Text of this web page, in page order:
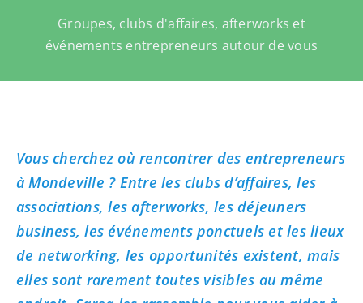
Groupes, clubs d'affaires, afterworks et
événements entrepreneurs autour de vous
Vous cherchez où rencontrer des entrepreneurs
à Mondeville ? Entre les clubs d’affaires, les
associations, les afterworks, les déjeuners
business, les événements ponctuels et les lieux
de networking, les opportunités existent, mais
elles sont rarement toutes visibles au même